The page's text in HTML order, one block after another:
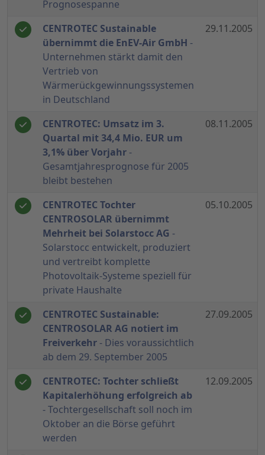
Prognosespanne
CENTROTEC Sustainable
übernimmt die EnEV-Air GmbH -
Unternehmen stärkt damit den
Vertrieb von
Wärmerückgewinnungssystemen
in Deutschland
29.11.2005
CENTROTEC: Umsatz im 3.
Quartal mit 34,4 Mio. EUR um
3,1% über Vorjahr -
Gesamtjahresprognose für 2005
bleibt bestehen
08.11.2005
CENTROTEC Tochter
CENTROSOLAR übernimmt
Mehrheit bei Solarstocc AG -
Solarstocc entwickelt, produziert
und vertreibt komplette
Photovoltaik-Systeme speziell für
private Haushalte
05.10.2005
CENTROTEC Sustainable:
CENTROSOLAR AG notiert im
Freiverkehr - Dies voraussichtlich
ab dem 29. September 2005
27.09.2005
CENTROTEC: Tochter schließt
Kapitalerhöhung erfolgreich ab
- Tochtergesellschaft soll noch im
Oktober an die Börse geführt
werden
12.09.2005